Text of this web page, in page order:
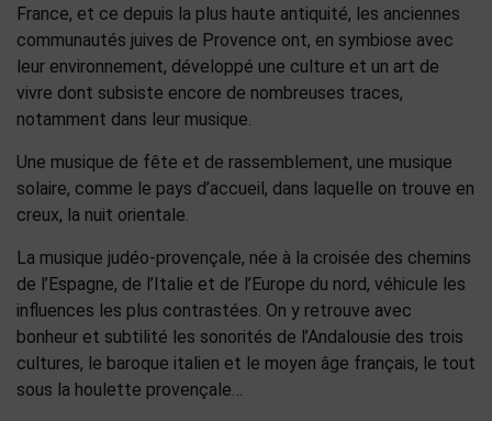
France, et ce depuis la plus haute antiquité, les anciennes
communautés juives de Provence ont, en symbiose avec
leur environnement, développé une culture et un art de
vivre dont subsiste encore de nombreuses traces,
notamment dans leur musique.
Une musique de fête et de rassemblement, une musique
solaire, comme le pays d’accueil, dans laquelle on trouve en
creux, la nuit orientale.
La musique judéo-provençale, née à la croisée des chemins
de l’Espagne, de l’Italie et de l’Europe du nord, véhicule les
influences les plus contrastées. On y retrouve avec
bonheur et subtilité les sonorités de l’Andalousie des trois
cultures, le baroque italien et le moyen âge français, le tout
sous la houlette provençale…